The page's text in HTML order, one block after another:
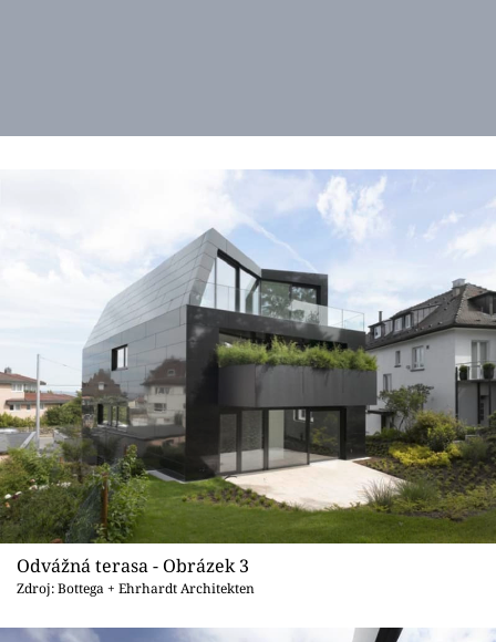
Odvážná terasa - Obrázek 3
Zdroj: Bottega + Ehrhardt Architekten